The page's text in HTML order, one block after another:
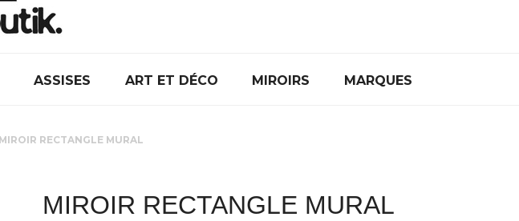
ASSISES ART ET DÉCO MIROIRS MARQUES
MIROIR RECTANGLE MURAL
MIROIR RECTANGLE MURAL